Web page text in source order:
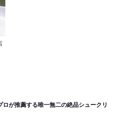
が推薦する唯一無二の絶品シュークリ